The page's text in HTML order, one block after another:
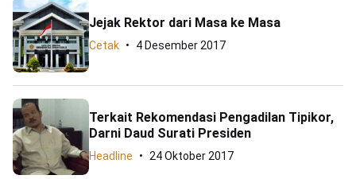
Jejak Rektor dari Masa ke Masa
Cetak 4 Desember 2017
Terkait Rekomendasi Pengadilan Tipikor,
Darni Daud Surati Presiden
Headline 24 Oktober 2017